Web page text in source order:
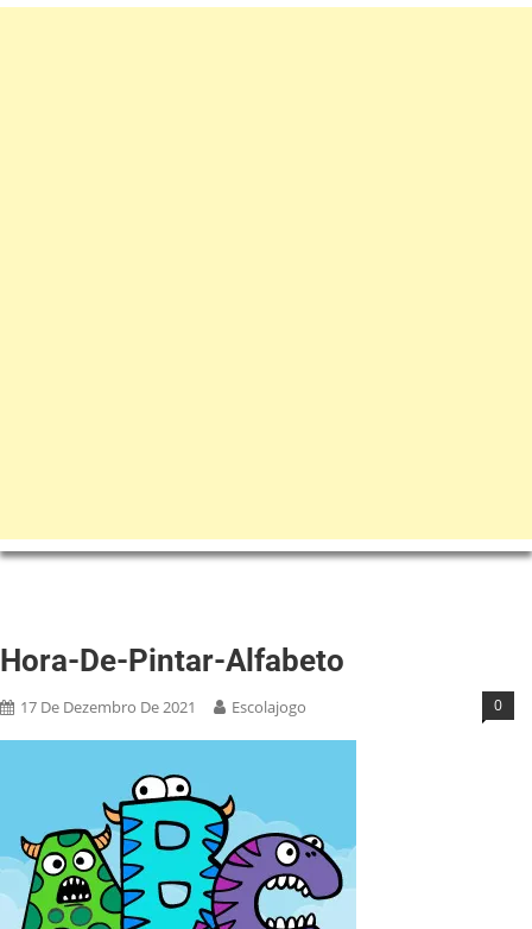
Hora-De-Pintar-Alfabeto
17 De Dezembro De 2021 Escolajogo 0